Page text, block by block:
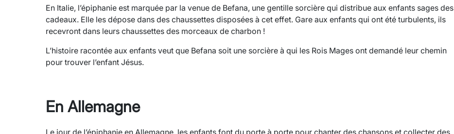
En Italie, l’épiphanie est marquée par la venue de Befana, une gentille sorcière qui distribue aux enfants sages des
cadeaux. Elle les dépose dans des chaussettes disposées à cet effet. Gare aux enfants qui ont été turbulents, ils
recevront dans leurs chaussettes des morceaux de charbon !
L’histoire racontée aux enfants veut que Befana soit une sorcière à qui les Rois Mages ont demandé leur chemin
pour trouver l’enfant Jésus.
En Allemagne